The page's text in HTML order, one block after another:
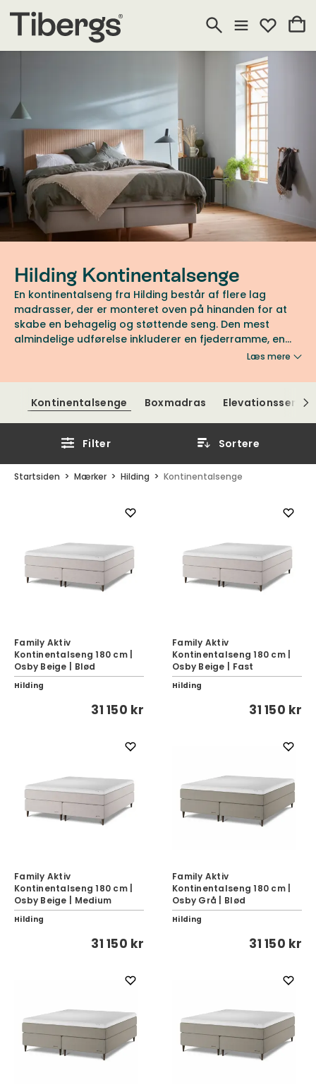
Hilding Kontinentalsenge
En kontinentalseng fra Hilding består af flere lag
madrasser, der er monteret oven på hinanden for at
skabe en behagelig og støttende seng. Den mest
almindelige udførelse inkluderer en fjederramme, en
madras og en topmadras. Kontinentalsenge fås i
dem, der søger en høj kvalitet og behagelig
søvnoplevelse.
Læs mere
Kontinentalsenge Boxmadras Elevationssenge
Filter Sortere
Startsiden Mærker Hilding Kontinentalsenge
Family Aktiv
Kontinentalseng 180 cm |
Osby Beige | Blød
Hilding
31 150 kr
Family Aktiv
Kontinentalseng 180 cm |
Osby Beige | Fast
Hilding
31 150 kr
Family Aktiv
Kontinentalseng 180 cm |
Osby Beige | Medium
Hilding
31 150 kr
Family Aktiv
Kontinentalseng 180 cm |
Osby Grå | Blød
Hilding
31 150 kr